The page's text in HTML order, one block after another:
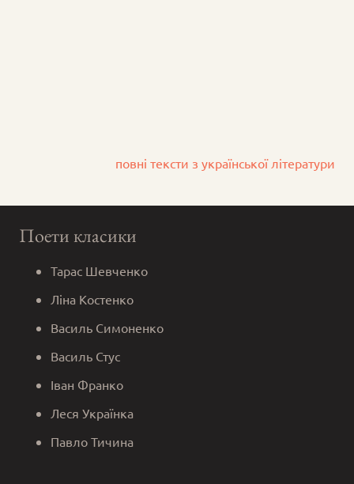
повні тексти з української літератури
Поети класики
Тарас Шевченко
Ліна Костенко
Василь Симоненко
Василь Стус
Іван Франко
Леся Українка
Павло Тичина